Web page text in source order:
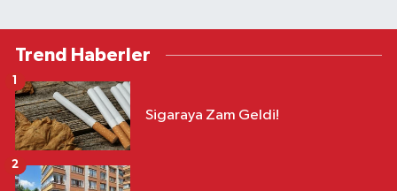
Trend Haberler
Sigaraya Zam Geldi!
1
2